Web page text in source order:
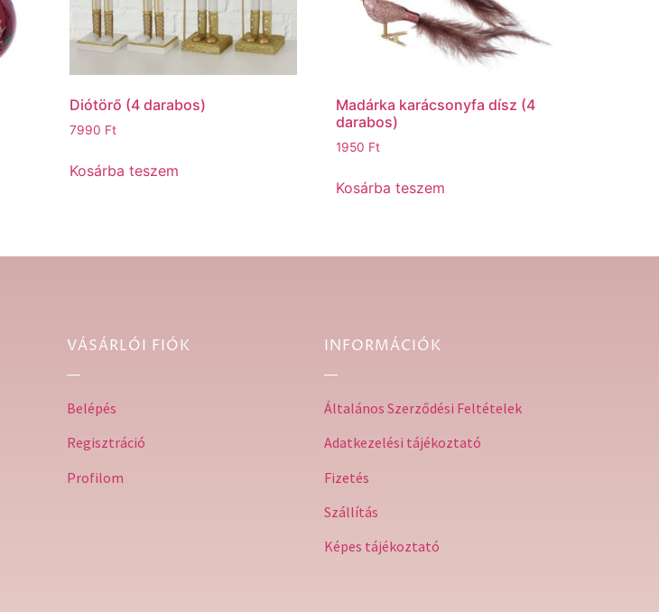
Diótörő (4 darabos)
7990 Ft
Kosárba teszem
Madárka karácsonyfa dísz (4
darabos)
1950 Ft
Kosárba teszem
VÁSÁRLÓI FIÓK
Belépés
Regisztráció
Profilom
INFORMÁCIÓK
Általános Szerződési Feltételek
Adatkezelési tájékoztató
Fizetés
Szállítás
Képes tájékoztató